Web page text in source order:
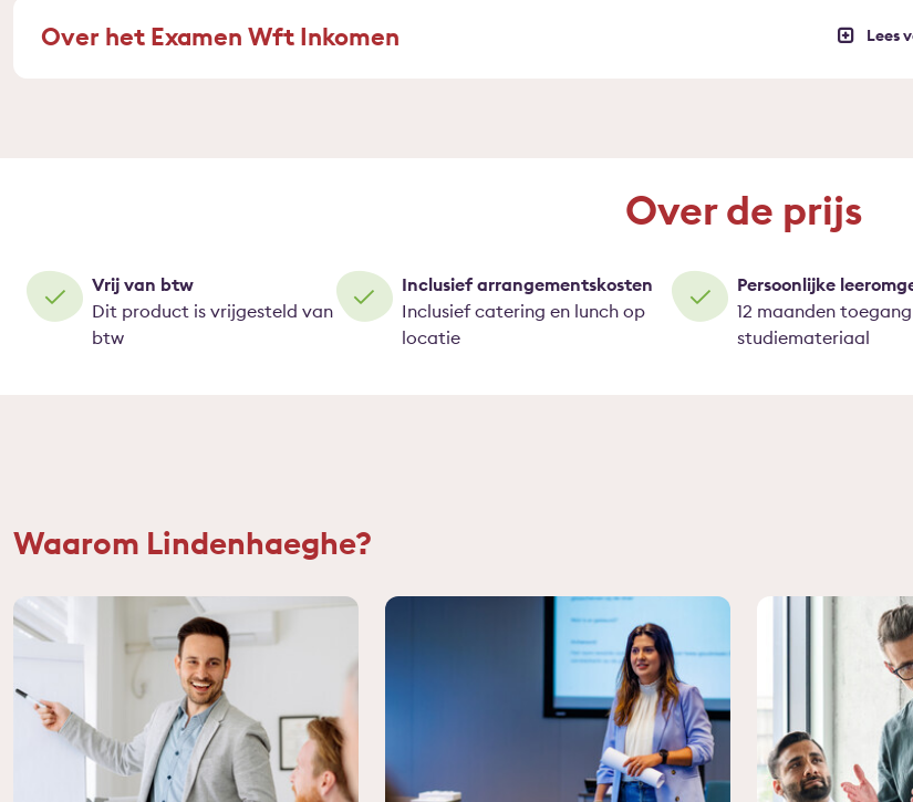
Over het Examen Wft Inkomen
Over de prijs
Vrij van btw
Dit product is vrijgesteld van
btw
Inclusief arrangementskosten
Inclusief catering en lunch op
locatie
Persoonlijke
12 maanden
studiemateriaal
Waarom Lindenhaeghe?